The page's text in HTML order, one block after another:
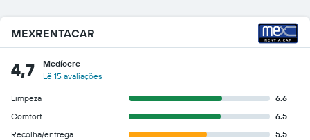
MEXRENTACAR
4,7
Medíocre
Lê 15 avaliações
Limpeza
6.6
Comfort
6.5
Recolha/entrega
5.5